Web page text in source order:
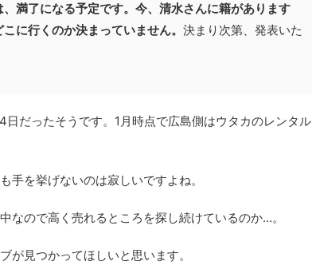
満了になる予定です。今、清水さんに籍があります
に行くのか決まっていません。 決まり次第、発表いた
日だったそうです。1月時点で広島側はウタカのレンタル
手を挙げないのは寂しいですよね。
なので高く売れるところを探し続けているのか…。
が見つかってほしいと思います。